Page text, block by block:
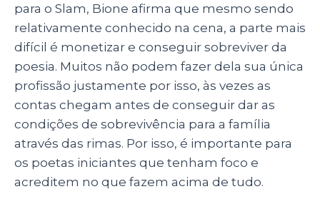
para o Slam, Bione afirma que mesmo sendo
relativamente conhecido na cena, a parte mais
difícil é monetizar e conseguir sobreviver da
poesia. Muitos não podem fazer dela sua única
profissão justamente por isso, às vezes as
contas chegam antes de conseguir dar as
condições de sobrevivência para a família
através das rimas. Por isso, é importante para
os poetas iniciantes que tenham foco e
acreditem no que fazem acima de tudo.